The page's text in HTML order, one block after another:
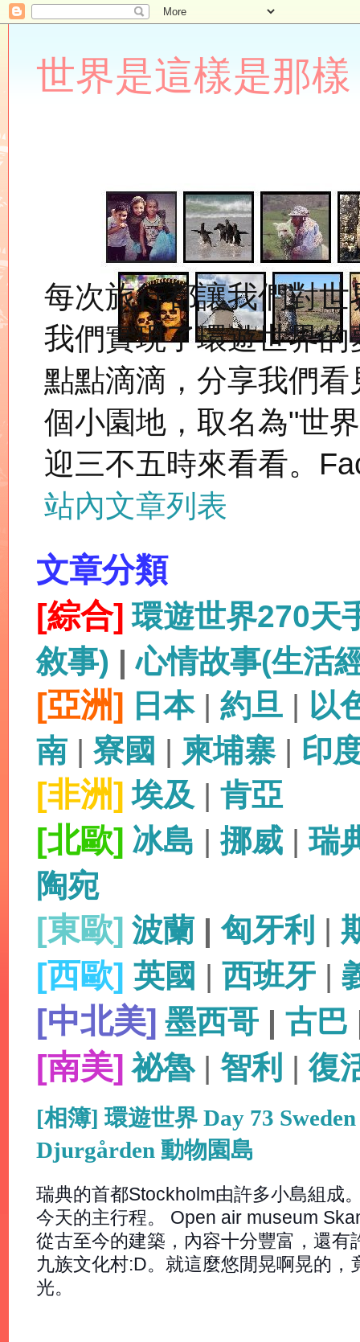
世界是這樣是那樣
每次旅行都讓我們對
我們實現了環遊世界
點點滴滴，分享我們
個小園地，取名為"世
迎三不五時來看看。
站內文章列表
文章分類
[綜合] 環遊世界270天
敘事) |心情故事(生活
[亞洲] 日本| 約旦 | 以
南 | 寮國 | 柬埔寨| 印
[非洲] 埃及 | 肯亞
[北歐] 冰島 |挪威 |瑞
陶宛
[東歐] 波蘭 | 匈牙利 |
[西歐] 英國 | 西班牙 |
[中北美] 墨西哥 | 古巴
[南美] 祕魯| 智利 |復
[相簿] 環遊世界 Day 73
Djurgården 動物園島
瑞典的首都Stockholm由許多小島組成
今天的主行程。 Open air museum
從古至今的建築，內容十分豐富，還有
九族文化村:D。就這麼悠閒晃啊晃的
光。